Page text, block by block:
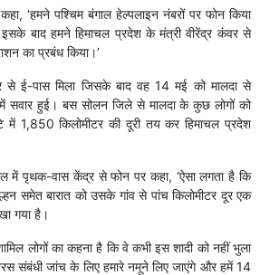
‘हमने पश्चिम बंगाल हेल्पलाइन नंबरों पर फोन किया
बाद हमने हिमाचल प्रदेश के मंत्री वीरेंद्र कंवर से
का प्रबंध किया।’
से ई-पास मिला जिसके बाद वह 14 मई को मालदा से
सवार हुई। बस सोलन जिले से मालदा के कुछ लोगों को
1,850 किलोमीटर की दूरी तय कर हिमाचल प्रदेश
में पृथक-वास केंद्र से फोन पर कहा, ‘ऐसा लगता है कि
समेत बारात को उसके गांव से पांच किलोमीटर दूर एक
गया है।
लोगों का कहना है कि वे कभी इस शादी को नहीं भुला
संबंधी जांच के लिए हमारे नमूने लिए जाएंगे और हमें 14